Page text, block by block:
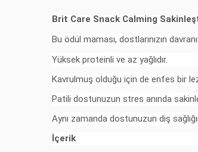
Brit Care Snack Calming
Bu ödül maması, dostlarınızın
Yüksek proteinli ve az yağlıdır.
Kavrulmuş olduğu için de enfes bir
Patili dostunuzun stres anında
Aynı zamanda dostunuzun diş
İçerik